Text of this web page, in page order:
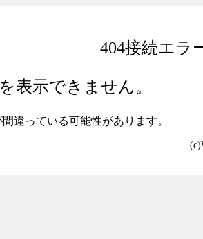
404接続エラ
表示できません。
違っている可能性があります。